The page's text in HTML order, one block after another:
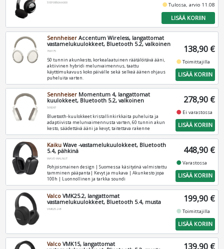
51EF0950AA000 fiber_manual_recordTulossa, arvio 11.08
LISÄÄ KORIIN
Sennheiser Accentum Wireless, langattomat
vastamelukuulokkeet, Bluetooth 5.2, valkoinen
700175
50 tunnin akunkesto, korkealaatuinen räätälöitävä ääni,
aktiivinen hybridi melunvaimennus, taattu
käyttömukavuus koko päivälle sekä selkeä äänen ohjaus
puheluita varten.
138,90 €
fiber_manual_recordToimittajilla
LISÄÄ KORIIN
Sennheiser Momentum 4, langattomat
kuulokkeet, Bluetooth 5.2, valkoinen
509267
Bluetooth-kuulokkeet kristallinkirkkaita puheluita ja
adaptiivista melunvaimennusta varten, 60 tunnin akun
kesto, säädettävä ääni ja kevyt, taitettava rakenne
278,90 €
fiber_manual_record Ei varastossa
LISÄÄ KORIIN
Kaiku Wave -vastamelukuulokkeet, Bluetooth
5.4, pähkinä
WAVE-WALNUT
Pohjoismainen design | Suomessa käsityönä valmistettu
tamminen pääpanta| Kevyt ja mukava | Akunkesto jopa
100h | Luonnollinen ja tarkka soundi
448,90 €
fiber_manual_recordVarastossa
LISÄÄ KORIIN
Valco VMK25.2, langattomat
vastamelukuulokkeet, Bluetooth 5.4, musta
VMK25.2-B
199,90 €
fiber_manual_recordToimittajilla
LISÄÄ KORIIN
Valco VMK15, langattomat
139,90 €